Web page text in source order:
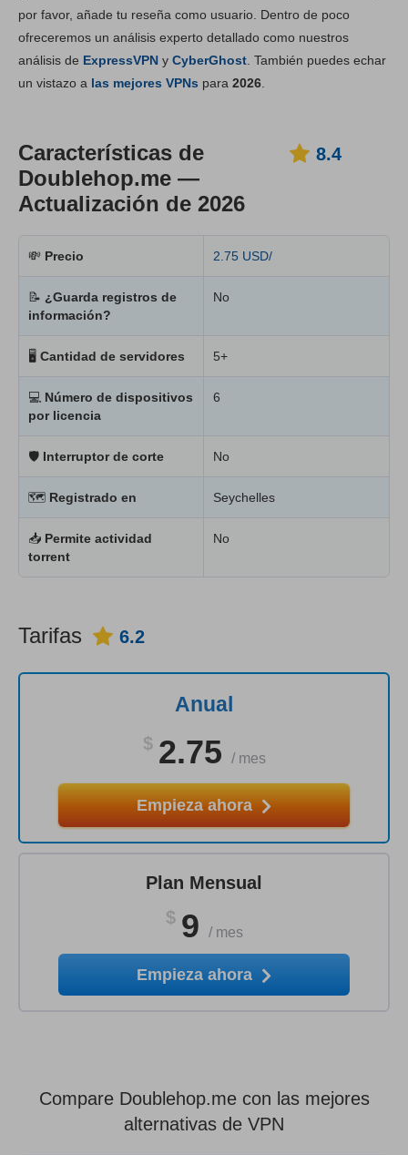
Instalación y apps 8.5
Fiabilidad y asistencia 8.3
por favor, añade tu reseña como usuario. Dentro de poco
ofreceremos un análisis experto detallado como nuestros
análisis de ExpressVPN y CyberGhost . También puedes echar
un vistazo a las mejores VPNs para 2026
Características de
Doublehop.me —
Actualización de 2026
8.4
💸 Precio 2.75 USD/
📝 ¿Guarda registros de
información?
No
🖥 Cantidad de servidores 5+
💻 Número de dispositivos
por licencia
6
🛡 Interruptor de corte No
🗺 Registrado en Seychelles
📥 Permite actividad
torrent
No
Tarifas 6.2
Anual
$ 2.75 / mes
Empieza ahora
Plan Mensual
$ 9 / mes
Empieza ahora
Compare Doublehop.me con las mejores
alternativas de VPN